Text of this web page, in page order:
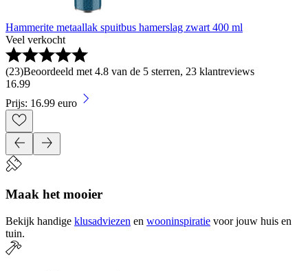
Hammerite metaallak spuitbus hamerslag zwart 400 ml
Veel verkocht
(23)Beoordeeld met 4.8 van de 5 sterren, 23 klantreviews
16.99
Prijs: 16.99 euro
Maak het mooier
Bekijk handige klusadviezen en wooninspiratie voor jouw huis en
tuin.